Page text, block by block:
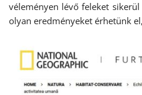
véleményen lévő feleket
olyan eredményeket érhetünk